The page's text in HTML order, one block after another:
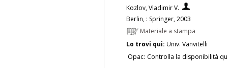
Kozlov, Vladimir V.
Berlin, : Springer, 2003
Materiale a stampa
Lo trovi qui: Univ. Vanvitelli
Opac: Controlla la disponibilità